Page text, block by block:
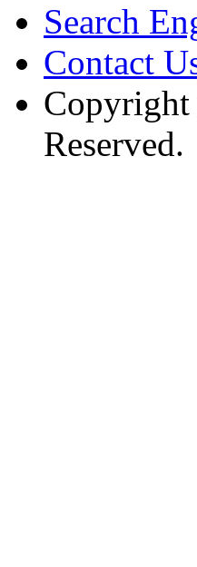
Search
Contact
Copyright
Reserved.